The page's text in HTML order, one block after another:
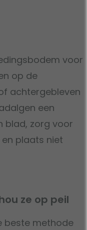
voor
op de
achtergebleven
een
blad, zorg voor
plaats niet
ze op peil
beste methode